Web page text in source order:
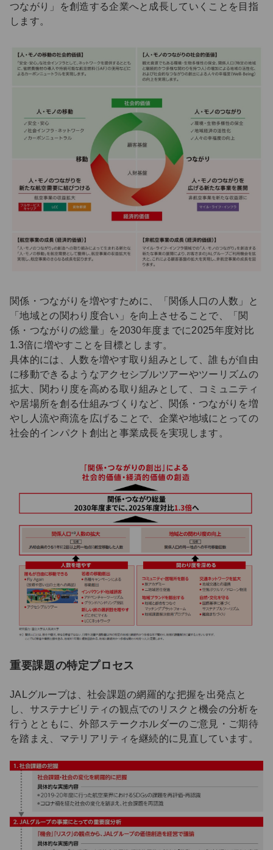
つながり」を創造する企業へと成長していくことを目指
します。
関係・つながりを増やすために、「関係人口の人数」と
「地域との関わり度合い」を向上させることで、「関
係・つながりの総量」を2030年度までに2025年度対比
1.3倍に増やすことを目標とします。
具体的には、人数を増やす取り組みとして、誰もが自由
に移動できるようなアクセシブルツアーやツーリズムの
拡大、関わり度を高める取り組みとして、コミュニティ
や居場所を創る仕組みづくりなど、関係・つながりを増
やし人流や商流を広げることで、企業や地域にとっての
社会的インパクト創出と事業成長を実現します。
重要課題の特定プロセス
JALグループは、社会課題の網羅的な把握を出発点と
し、サステナビリティの観点でのリスクと機会の分析を
行うとともに、外部ステークホルダーのご意見・ご期待
を踏まえ、マテリアリティを継続的に見直しています。